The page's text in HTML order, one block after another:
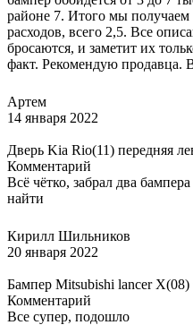
районе 7. Итого мы
расходов, всего 2,5. Все
бросаются, и заметит их
факт. Рекомендую продавца.
Артем
14 января 2022
Дверь Kia Rio(11) передняя
Комментарий
Всё чётко, забрал два
найти
Кирилл Шильников
20 января 2022
Бампер Mitsubishi lancer
Комментарий
Все супер, подошло